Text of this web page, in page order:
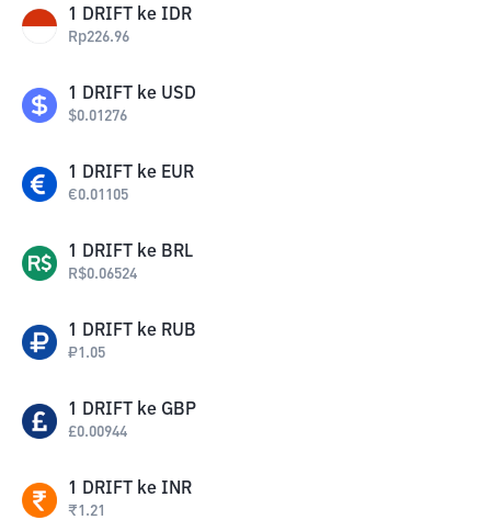
1 DRIFT ke IDR
Rp226.96
1 DRIFT ke USD
$0.01276
1 DRIFT ke EUR
€0.01105
1 DRIFT ke BRL
R$0.06524
1 DRIFT ke RUB
₽1.05
1 DRIFT ke GBP
£0.00944
1 DRIFT ke INR
₹1.21